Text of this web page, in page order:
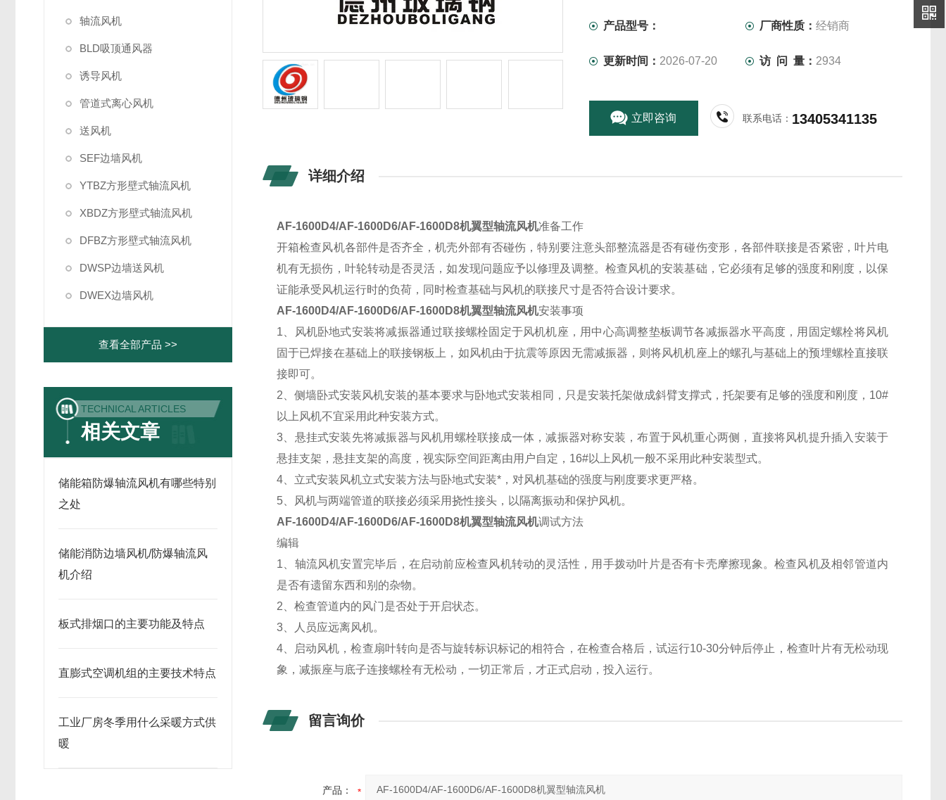
轴流风机
BLD吸顶通风器
诱导风机
管道式离心风机
送风机
SEF边墙风机
YTBZ方形壁式轴流风机
XBDZ方形壁式轴流风机
DFBZ方形壁式轴流风机
DWSP边墙送风机
DWEX边墙风机
查看全部产品 >>
TECHNICAL ARTICLES
相关文章
储能箱防爆轴流风机有哪些特别
之处
储能消防边墙风机/防爆轴流风
机介绍
板式排烟口的主要功能及特点
直膨式空调机组的主要技术特点
工业厂房冬季用什么采暖方式供
暖
产品型号： 厂商性质：经销商
更新时间： 2026-07-20 访 问 量： 2934
立即咨询 联系电话： 13405341135
详细介绍
AF-1600D4/AF-1600D6/AF-1600D8机翼型轴流风机准备工作
开箱检查风机各部件是否齐全，机壳外部有否碰伤，特别要注意头部整流器是否有碰伤变形，各部件联接是否紧密，叶片电
机有无损伤，叶轮转动是否灵活，如发现问题应予以修理及调整。检查风机的安装基础，它必须有足够的强度和刚度，以保
证能承受风机运行时的负荷，同时检查基础与风机的联接尺寸是否符合设计要求。
AF-1600D4/AF-1600D6/AF-1600D8机翼型轴流风机安装事项
1、风机卧地式安装将减振器通过联接螺栓固定于风机机座，用中心高调整垫板调节各减振器水平高度，用固定螺栓将风机
固于已焊接在基础上的联接钢板上，如风机由于抗震等原因无需减振器，则将风机机座上的螺孔与基础上的预埋螺栓直接联
接即可。
2、侧墙卧式安装风机安装的基本要求与卧地式安装相同，只是安装托架做成斜臂支撑式，托架要有足够的强度和刚度，10#
以上风机不宜采用此种安装方式。
3、悬挂式安装先将减振器与风机用螺栓联接成一体，减振器对称安装，布置于风机重心两侧，直接将风机提升插入安装于
悬挂支架，悬挂支架的高度，视实际空间距离由用户自定，16#以上风机一般不采用此种安装型式。
4、立式安装风机立式安装方法与卧地式安装*，对风机基础的强度与刚度要求更严格。
5、风机与两端管道的联接必须采用挠性接头，以隔离振动和保护风机。
AF-1600D4/AF-1600D6/AF-1600D8机翼型轴流风机调试方法
编辑
1、轴流风机安置完毕后，在启动前应检查风机转动的灵活性，用手拨动叶片是否有卡壳摩擦现象。检查风机及相邻管道内
是否有遗留东西和别的杂物。
2、检查管道内的风门是否处于开启状态。
3、人员应远离风机。
4、启动风机，检查扇叶转向是否与旋转标识标记的相符合，在检查合格后，试运行10-30分钟后停止，检查叶片有无松动现
象，减振座与底子连接螺栓有无松动，一切正常后，才正式启动，投入运行。
留言询价
产品：